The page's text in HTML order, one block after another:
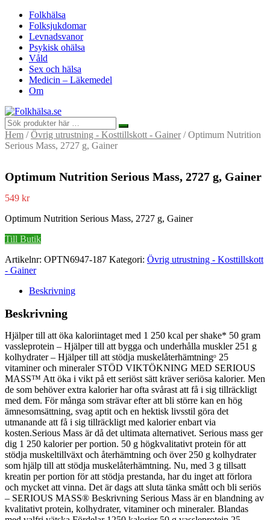
Folkhälsa
Folksjukdomar
Levnadsvanor
Psykisk ohälsa
Våld
Sex och hälsa
Medicin – Läkemedel
Om
Hem /Övrig utrustning - Kosttillskott - Gainer/ Optimum Nutrition
Serious Mass, 2727 g, Gainer
Optimum Nutrition Serious Mass, 2727 g, Gainer
549 kr
Optimum Nutrition Serious Mass, 2727 g, Gainer
Till Butik
Artikelnr: OPTN6947-187 Kategori: Övrig utrustning - Kosttillskott
- Gainer
Beskrivning
Beskrivning
Hjälper till att öka kaloriintaget med 1 250 kcal per shake* 50 gram
vassleprotein – Hjälper till att bygga och underhålla muskler 251 g
kolhydrater – Hjälper till att stödja muskelåterhämtningᵒ 25
vitaminer och mineraler STÖD VIKTÖKNING MED SERIOUS
MASS™ Att öka i vikt på ett seriöst sätt kräver seriösa kalorier. Men
de som behöver extra kalorier har ofta svårast att få i sig tillräckligt
med dem. För många som strävar efter att bli större kan en hög
ämnesomsättning, svag aptit och en hektisk livsstil göra det
utmanande att få i sig tillräckligt med kalorier enbart via
kosten.Serious Mass är då det ultimata alternativet. Serious mass ger
dig 1 250 kalorier per portion. 50 g högkvalitativt protein för att
stödja muskeltillväxt och återhämtning och över 250 g kolhydrater
som hjälp till att stödja muskelåterhämtning. Nu, med 3 g tillsatt
kreatin per portion för att stödja prestanda, har du inget att förlora
och mycket att vinna. Det är dags att sluta tänka smått och bli seriös
– SERIOUS MASS® Beskrivning Serious Mass är en blandning av
kvalitativt protein, kolhydrater, vitaminer och mineraler. Blandas